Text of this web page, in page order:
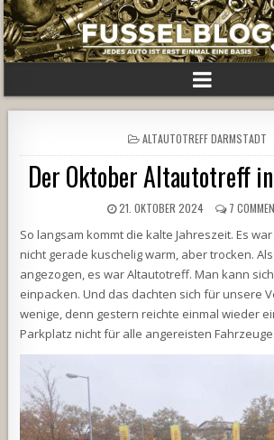
POSTED
IN
ALTAUTOTREFF DARMSTADT
Der Oktober Altautotreff
21. OKTOBER 2024 7
So langsam kommt die kalte Jahreszeit. Es
nicht gerade kuschelig warm, aber trocken.
angezogen, es war Altautotreff. Man kann
einpacken. Und das dachten sich für unsere
wenige, denn gestern reichte einmal wieder
Parkplatz nicht für alle angereisten Fahrzeuge.